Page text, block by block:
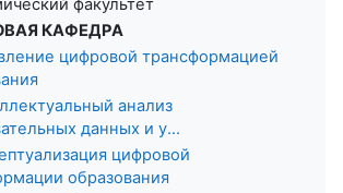
факультет
КАФЕДРА
цифровой трансформацией
анализ
данных и у...
цифровой
образования